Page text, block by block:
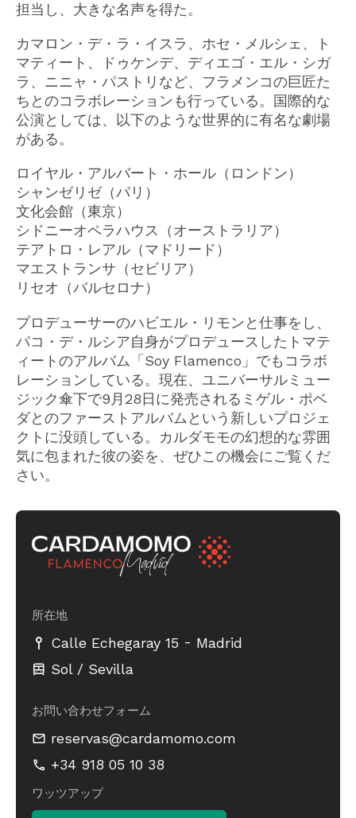
担当し、大きな名声を得た。
カマロン・デ・ラ・イスラ、ホセ・メルシェ、ト
マティート、ドゥケンデ、ディエゴ・エル・シガ
ラ、ニニャ・パストリなど、フラメンコの巨匠た
ちとのコラボレーションも行っている。国際的な
公演としては、以下のような世界的に有名な劇場
がある。
ロイヤル・アルバート・ホール（ロンドン）
シャンゼリゼ（パリ）
文化会館（東京）
シドニーオペラハウス（オーストラリア）
テアトロ・レアル（マドリード）
マエストランサ（セビリア）
リセオ（バルセロナ）
プロデューサーのハビエル・リモンと仕事をし、
パコ・デ・ルシア自身がプロデュースしたトマテ
ィートのアルバム「Soy Flamenco」でもコラボ
レーションしている。現在、ユニバーサルミュー
ジック傘下で9月28日に発売されるミゲル・ポベ
ダとのファーストアルバムという新しいプロジェ
クトに没頭している。カルダモモの幻想的な雰囲
気に包まれた彼の姿を、ぜひこの機会にご覧くだ
さい。
所在地
Calle Echegaray 15 - Madrid
Sol / Sevilla
お問い合わせフォーム
reservas@cardamomo.com
+34 918 05 10 38
ワッツアップ